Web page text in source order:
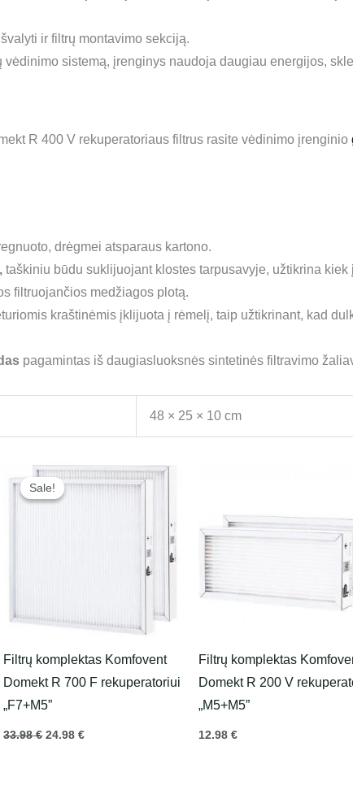
ir filtrų montavimo sekciją.
sistemą, įrenginys naudoja daugiau energijos,
R 400 V rekuperatoriaus filtrus rasite vėdinimo įrenginio
drėgmei atsparaus kartono.
taškiniu būdu suklijuojant klostes tarpusavyje, užtikrina
filtruojančios medžiagos plotą.
kraštinėmis įklijuota į rėmelį, taip užtikrinant, kad
pagamintas iš daugiasluoksnės sintetinės filtravimo
48 × 25 × 10 cm
Sale!
Sale!
Filtrų komplektas Komfovent
Domekt R 700 F rekuperatoriui
„F7+M5”
33.98€
Original
price
was:
24.98€
Current
price
Filtrų komplektas
Domekt R 200 V
„M5+M5”
12.98 €